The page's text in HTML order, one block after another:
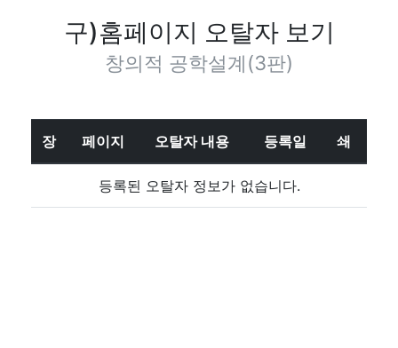
구)홈페이지 오탈자 보기
창의적 공학설계(3판)
장 페이지 오탈자 내용 등록일 쇄
등록된 오탈자 정보가 없습니다.